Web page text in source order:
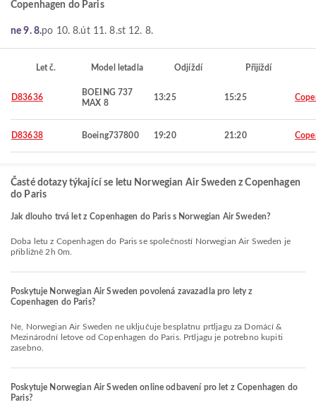
Copenhagen do Paris
ne 9. 8.po 10. 8.út 11. 8.st 12. 8.
Let č. Model letadla Odjíždí Přijíždí
D83636
BOEING 737
MAX 8
13:25 15:25
D83638 Boeing737800 19:20 21:20
Časté dotazy týkající se letu Norwegian Air Sweden z Copenhagen
do Paris
Jak dlouho trvá let z Copenhagen do Paris s Norwegian Air Sweden?
Doba letu z Copenhagen do Paris se společností Norwegian Air Sweden je
přibližně 2h 0m.
Poskytuje Norwegian Air Sweden povolená zavazadla pro lety z
Copenhagen do Paris?
Ne, Norwegian Air Sweden ne uključuje besplatnu prtljagu za Domácí &
Mezinárodní letove od Copenhagen do Paris. Prtljagu je potrebno kupiti
zasebno.
Poskytuje Norwegian Air Sweden online odbavení pro let z Copenhagen do
Paris?